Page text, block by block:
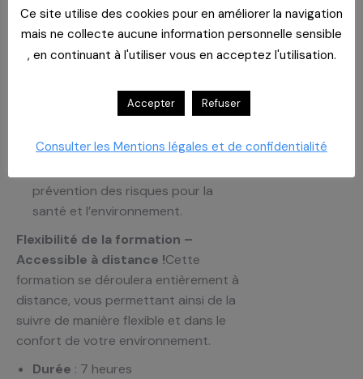
indispensable pour la conformité de
vos activités.
Comprendre les dernières
l’utilisation des biocides.
Explorer des méthodes alternatives
biocides.
prévention des risques pour la
santé et l’environnement.
Flexibilité de la formation –
Accessible à distance !Cette
formation se déroulera entièrement à
distance, vous permettant ainsi de la
suivre de manière flexible et dans le
confort de votre environnement.
Durée : 7 heures
Ce site utilise des cookies pour en améliorer la navigation
mais ne collecte aucune information personnelle sensible
, en continuant à l'utiliser vous en acceptez l'utilisation.
Accepter Refuser
Consulter les Mentions légales et de confidentialité